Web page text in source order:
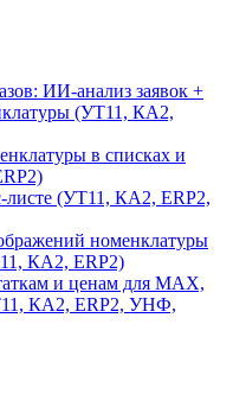
ИИ-анализ заявок +
(УТ11, КА2,
в списках и
(УТ11, КА2, ERP2,
номенклатуры
КА2, ERP2)
и ценам для MAX,
КА2, ERP2, УНФ,